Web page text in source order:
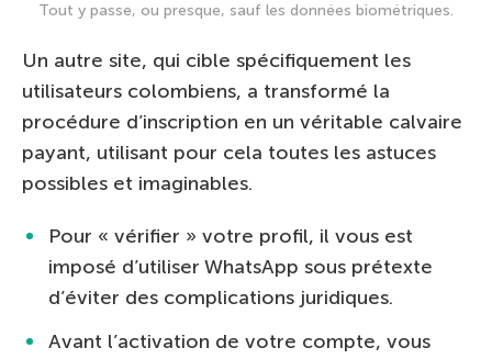
Tout y passe, ou presque, sauf les données biométriques.
Un autre site, qui cible spécifiquement les
utilisateurs colombiens, a transformé la
procédure d’inscription en un véritable calvaire
payant, utilisant pour cela toutes les astuces
possibles et imaginables.
Pour « vérifier » votre profil, il vous est
imposé d’utiliser WhatsApp sous prétexte
d’éviter des complications juridiques.
Avant l’activation de votre compte, vous